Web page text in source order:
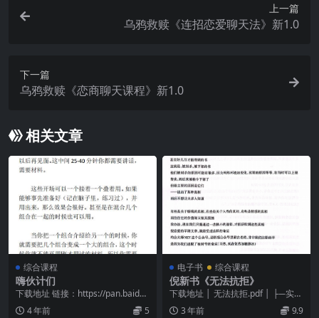
上一篇
乌鸦救赎《连招恋爱聊天法》新1.0
下一篇
乌鸦救赎《恋商聊天课程》新1.0
相关文章
综合课程
嗨伙计们 ​
下载地址 链接：https://pan.baidu.
com/s/1M0wkFPb...
4 年前 5
电子书 综合课程
倪新书《无法抗拒》
下载地址 │ 无法抗拒.pdf │ ├─实战
全案解析课 │ 001.巴黎留学女生...
3 年前 9.9